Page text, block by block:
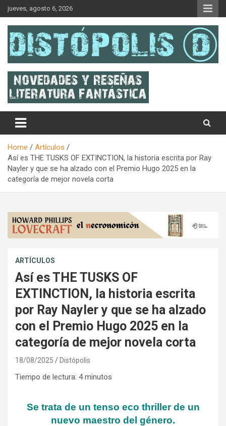
Skip
to
content
jueves, agosto 6, 2026
Distópolis
Home
Artículos
Así es THE TUSKS OF EXTINCTION, la historia escrita por Ray
Nayler y que se ha alzado con el Premio Hugo 2025 en la
categoría de mejor novela corta
ARTÍCULOS
Así es THE TUSKS OF
EXTINCTION, la historia escrita
por Ray Nayler y que se ha alzado
con el Premio Hugo 2025 en la
categoría de mejor novela corta
18/08/2025 Distópolis
Tiempo de lectura: 4 minutos
Se trata de un tenso eco thriller de un
nuevo maestro del género.